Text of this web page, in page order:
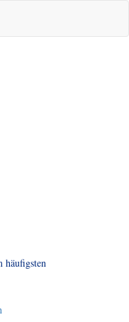
häufigsten